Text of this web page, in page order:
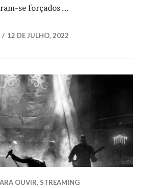
se forçados …
METAL FEST: Anuncia
12 DE JULHO, 2022
OUVIR, STREAMING